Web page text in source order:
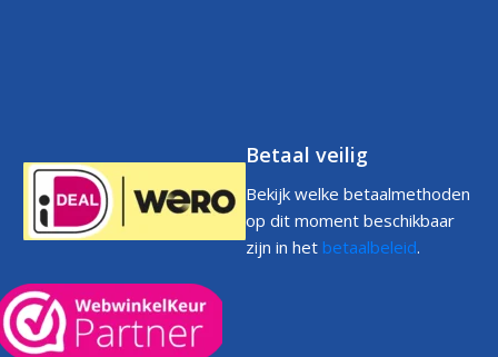
Betaal veilig
Bekijk welke betaalmethoden
op dit moment beschikbaar
zijn in het betaalbeleid.